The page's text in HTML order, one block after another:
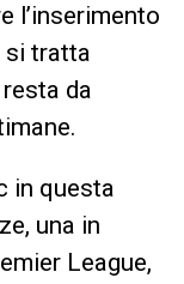
l’inserimento
si tratta
da
in questa
una in
League,